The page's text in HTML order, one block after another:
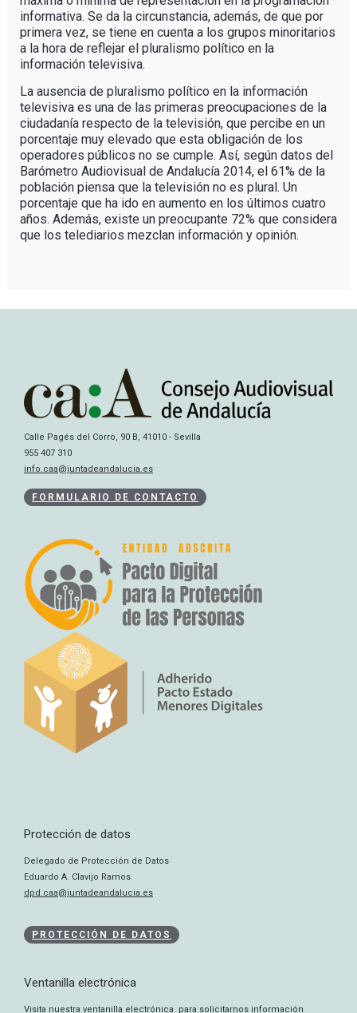
informativa. Se da la circunstancia, además, de que por
primera vez, se tiene en cuenta a los grupos minoritarios
a la hora de reflejar el pluralismo político en la
información televisiva.
La ausencia de pluralismo político en la información
televisiva es una de las primeras preocupaciones de la
ciudadanía respecto de la televisión, que percibe en un
porcentaje muy elevado que esta obligación de los
operadores públicos no se cumple. Así, según datos del
Barómetro Audiovisual de Andalucía 2014, el 61% de la
población piensa que la televisión no es plural. Un
porcentaje que ha ido en aumento en los últimos cuatro
años. Además, existe un preocupante 72% que considera
que los telediarios mezclan información y opinión.
Calle Pagés del Corro, 90 B, 41010 - Sevilla
955 407 310
info.caa@juntadeandalucia.es
FORMULARIO DE CONTACTO
Protección de datos
Delegado de Protección de Datos
Eduardo A. Clavijo Ramos
dpd.caa@juntadeandalucia.es
PROTECCIÓN DE DATOS
Ventanilla electrónica
Visita nuestra ventanilla electrónica para solicitarnos información